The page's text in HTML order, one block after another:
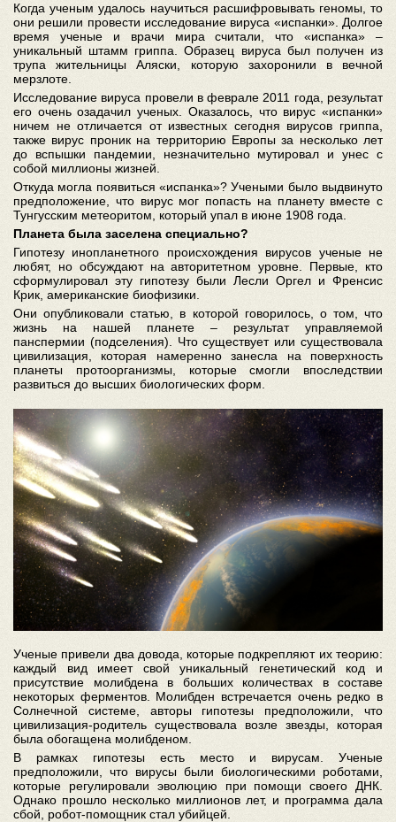
Когда ученым удалось научиться расшифровывать геномы, то
они решили провести исследование вируса «испанки». Долгое
время ученые и врачи мира считали, что «испанка» –
уникальный штамм гриппа. Образец вируса был получен из
трупа жительницы Аляски, которую захоронили в вечной
мерзлоте.
Исследование вируса провели в феврале 2011 года, результат
его очень озадачил ученых. Оказалось, что вирус «испанки»
ничем не отличается от известных сегодня вирусов гриппа,
также вирус проник на территорию Европы за несколько лет
до вспышки пандемии, незначительно мутировал и унес с
собой миллионы жизней.
Откуда могла появиться «испанка»? Учеными было выдвинуто
предположение, что вирус мог попасть на планету вместе с
Тунгусским метеоритом, который упал в июне 1908 года.
Планета была заселена специально?
Гипотезу инопланетного происхождения вирусов ученые не
любят, но обсуждают на авторитетном уровне. Первые, кто
сформулировал эту гипотезу были Лесли Оргел и Френсис
Крик, американские биофизики.
Они опубликовали статью, в которой говорилось, о том, что
жизнь на нашей планете – результат управляемой
панспермии (подселения). Что существует или существовала
цивилизация, которая намеренно занесла на поверхность
планеты протоорганизмы, которые смогли впоследствии
развиться до высших биологических форм.
Ученые привели два довода, которые подкрепляют их теорию:
каждый вид имеет свой уникальный генетический код и
присутствие молибдена в больших количествах в составе
некоторых ферментов. Молибден встречается очень редко в
Солнечной системе, авторы гипотезы предположили, что
цивилизация-родитель существовала возле звезды, которая
была обогащена молибденом.
В рамках гипотезы есть место и вирусам. Ученые
предположили, что вирусы были биологическими роботами,
которые регулировали эволюцию при помощи своего ДНК.
Однако прошло несколько миллионов лет, и программа дала
сбой, робот-помощник стал убийцей.